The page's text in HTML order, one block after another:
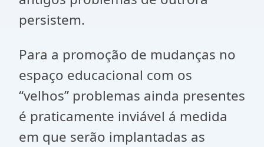
persistem.
Para a promoção de mudanças no
espaço educacional com os
“velhos” problemas ainda presentes
é praticamente inviável á medida
em que serão implantadas as